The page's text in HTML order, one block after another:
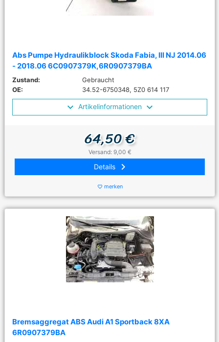
Abs Pumpe Hydraulikblock Skoda Fabia, III NJ 2014.06
- 2018.06 6C0907379K,6R0907379BA
Zustand:
Gebraucht
OE:
34.52-6750348, 5Z0 614 117
Artikelinformationen
64,50 €
Versand: 9,00 €
Details keyboard_arrow_right
favorite_border merken
Bremsaggregat ABS Audi A1 Sportback 8XA
6R0907379BA